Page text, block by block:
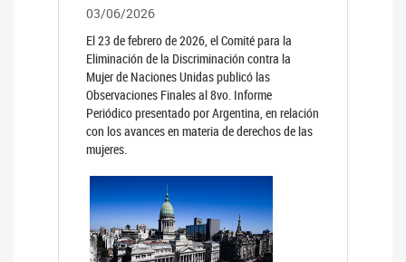
03/06/2026
El 23 de febrero de 2026, el Comité para la
Eliminación de la Discriminación contra la
Mujer de Naciones Unidas publicó las
Observaciones Finales al 8vo. Informe
Periódico presentado por Argentina, en relación
con los avances en materia de derechos de las
mujeres.